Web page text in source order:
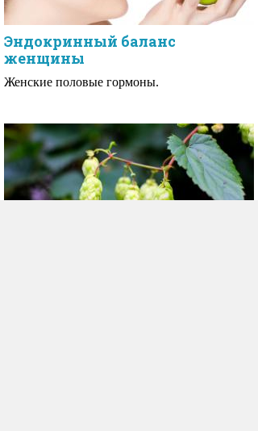
Эндокринный баланс
женщины
Женские половые гормоны.